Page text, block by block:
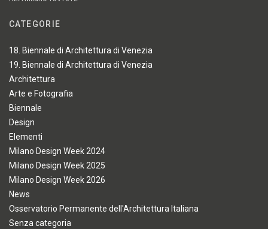
CATEGORIE
18. Biennale di Architettura di Venezia
19. Biennale di Architettura di Venezia
Architettura
Arte e Fotografia
Biennale
Design
Elementi
Milano Design Week 2024
Milano Design Week 2025
Milano Design Week 2026
News
Osservatorio Permanente dell'Architettura Italiana
Senza categoria